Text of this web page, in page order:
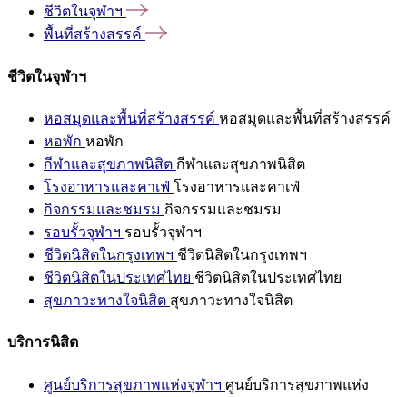
ชีวิตในจุฬาฯ
พื้นที่สร้างสรรค์
ชีวิตในจุฬาฯ
หอสมุดและพื้นที่สร้างสรรค์ หอสมุดและพื้นที่สร้างสรรค์
หอพัก หอพัก
กีฬาและสุขภาพนิสิต กีฬาและสุขภาพนิสิต
โรงอาหารและคาเฟ่ โรงอาหารและคาเฟ่
กิจกรรมและชมรม กิจกรรมและชมรม
รอบรั้วจุฬาฯ รอบรั้วจุฬาฯ
ชีวิตนิสิตในกรุงเทพฯ ชีวิตนิสิตในกรุงเทพฯ
ชีวิตนิสิตในประเทศไทย ชีวิตนิสิตในประเทศไทย
สุขภาวะทางใจนิสิต สุขภาวะทางใจนิสิต
บริการนิสิต
ศูนย์บริการสุขภาพแห่งจุฬาฯ ศูนย์บริการสุขภาพแห่ง